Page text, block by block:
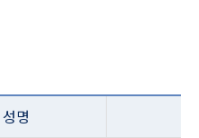
성명